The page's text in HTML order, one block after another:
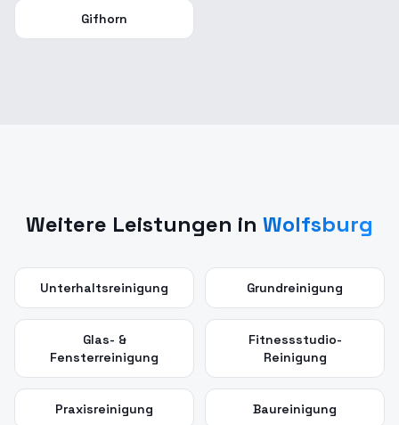
Gifhorn
Weitere Leistungen in Wolfsburg
Unterhaltsreinigung Grundreinigung
Glas- &
Fensterreinigung
Fitnessstudio-
Reinigung
Praxisreinigung Baureinigung